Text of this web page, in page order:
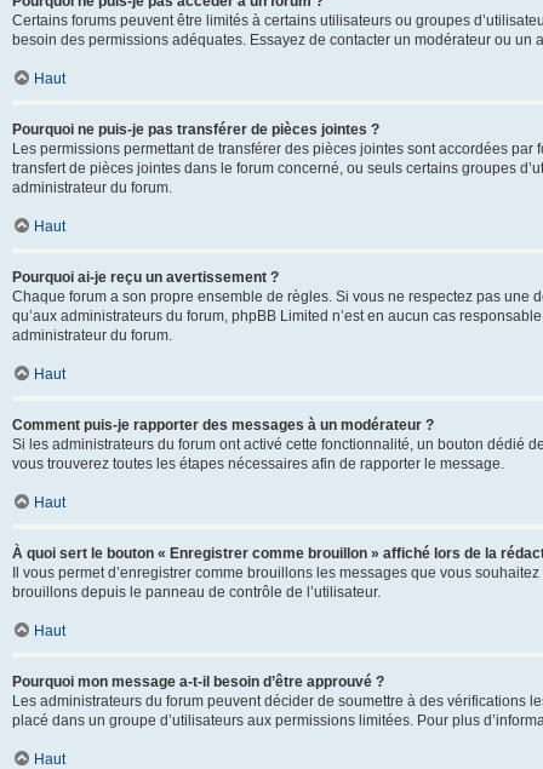
Certains forums peuvent être limités à certains utilisateurs ou groupes
besoin des permissions adéquates. Essayez de contacter un modérateur ou
Haut
Pourquoi ne puis-je pas transférer de pièces jointes ?
Les permissions permettant de transférer des pièces jointes sont accordées
transfert de pièces jointes dans le forum concerné, ou seuls certains groupes
administrateur du forum.
Haut
Pourquoi ai-je reçu un avertissement ?
Chaque forum a son propre ensemble de règles. Si vous ne respectez pas une
qu’aux administrateurs du forum, phpBB Limited n’est en aucun cas
administrateur du forum.
Haut
Comment puis-je rapporter des messages à un modérateur ?
Si les administrateurs du forum ont activé cette fonctionnalité, un bouton dédié
vous trouverez toutes les étapes nécessaires afin de rapporter le message.
Haut
À quoi sert le bouton « Enregistrer comme brouillon » affiché lors de la
Il vous permet d’enregistrer comme brouillons les messages que vous
brouillons depuis le panneau de contrôle de l’utilisateur.
Haut
Pourquoi mon message a-t-il besoin d’être approuvé ?
Les administrateurs du forum peuvent décider de soumettre à des vérifications
placé dans un groupe d’utilisateurs aux permissions limitées. Pour plus
Haut